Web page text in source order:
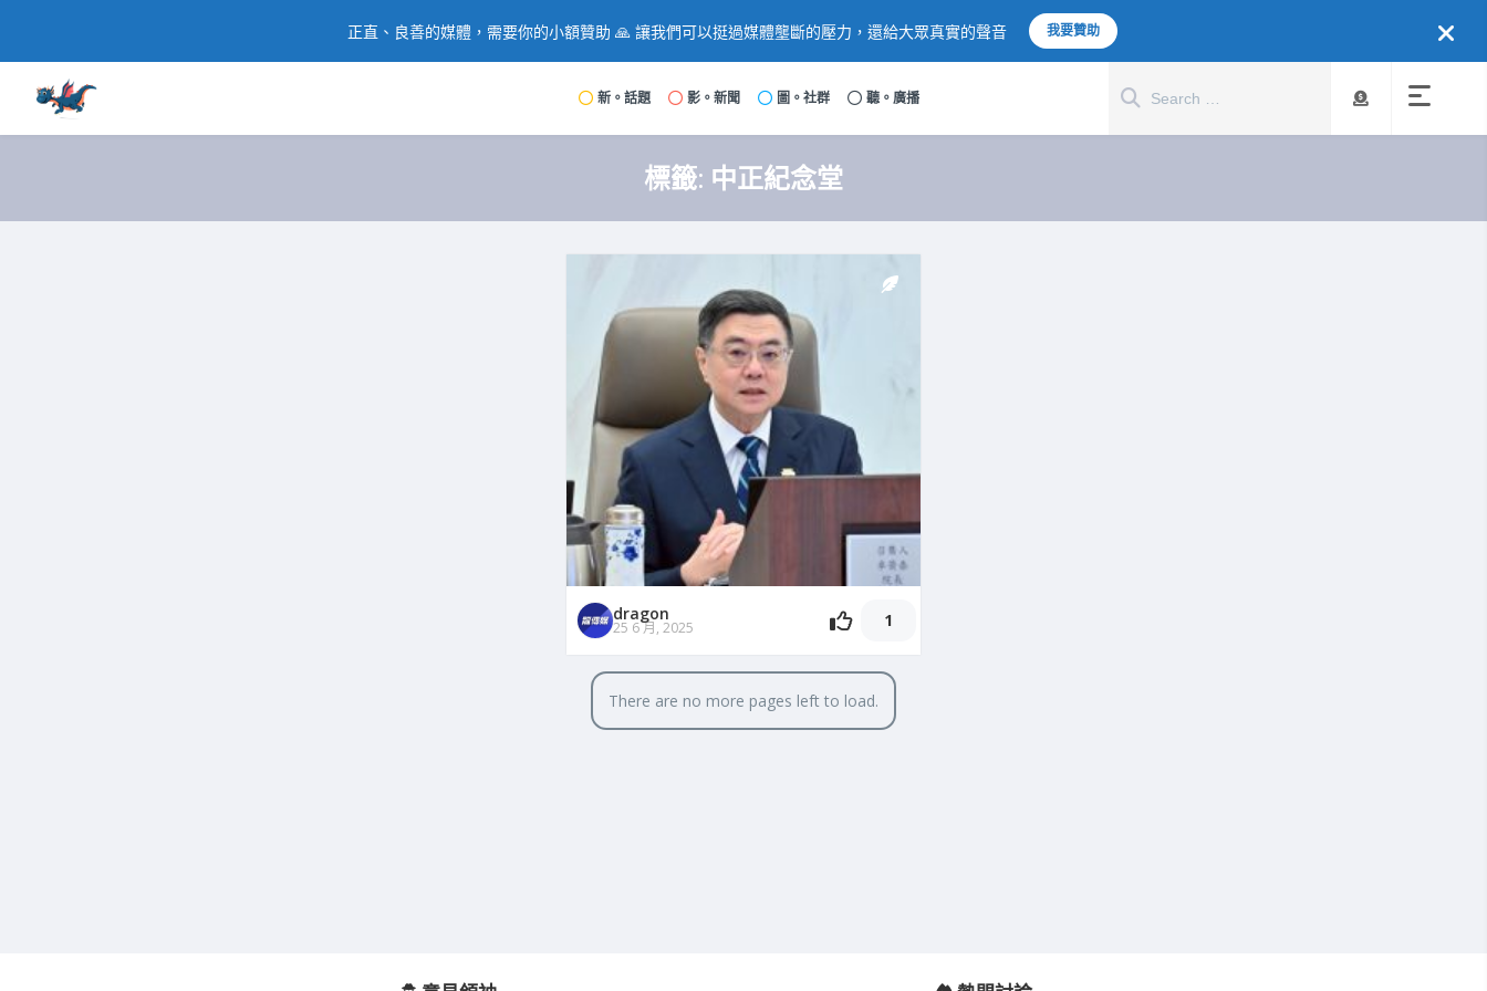
正直、良善的媒體，需要你的小額贊助 🙏 讓我們可以挺過媒體壟斷的壓力，還給大眾真實的聲音 我要贊助
新。話題 影。新聞 圖。社群 聽。廣播
標籤: 中正紀念堂
dragon
25 6 月, 2025 1
There are no more pages left to load.